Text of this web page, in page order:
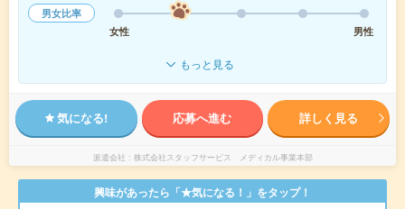
男女比率
女性
男性
もっと見る
気になる! 応募へ進む 詳しく見る
派遣会社 株式会社スタッフサービス メディカル事業本部
興味があったら「★気になる！」をタップ！